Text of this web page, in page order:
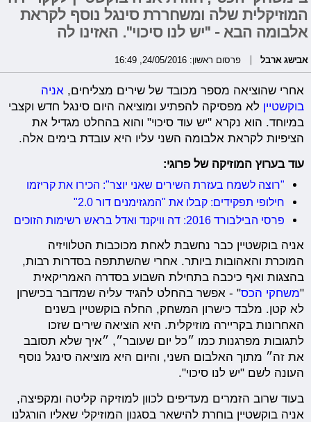
המוזיקלית שלה ומשחררת סינגל נוסף לקראת
אלבומה הבא - "יש לנו סיכוי". האזינו לה
אבישג ארבל פרסום ראשון: 24/05/2016, 16:49
אחרי שהוציאה מספר מכובד של שירים מצליחים, אניה
בוקשטיין לא מפסיקה להפתיע ומוציאה היום סינגל חדש וקצבי
במיוחד. הוא נקרא "יש עוד סיכוי" והוא בהחלט מגדיל את
הציפיות לקראת אלבומה השני עליו היא עובדת בימים אלה.
עוד בערוץ המוזיקה של פרוגי:
"רוצה לשמח בעזרת השירים שאני יוצר": הכירו את קריזמו
חילופי תפקידים: קבלו את "המגזימנים דור 2.0"
פרסי הבילבורד 2016: דה וויקנד ואדל בראש רשימות הזוכים
אניה בוקשטיין כבר נחשבת לאחת מכוכבות הטלוויזיה
המוכרת והאהובות ביותר. אחרי שהשתתפה בסדרות רבות,
בהצגות ואף כיכבה בתחילת השבוע בסדרה האמריקאית
"משחקי הכס" - אפשר בהחלט להגיד עליה שמדובר בכישרון
לא קטן. מלבד כישרון המשחק, החלה בוקשטיין בשנים
האחרונות בקריירה מוזיקלית. היא הוציאה שירים שזכו
לתגובות מפרגנות כמו ״כל יום שעובר״, ״איך שלא תסובב
את זה״ מתוך האלבום השני, והיום היא מוציאה סינגל נוסף
העונה לשם "יש לנו סיכוי".
בעוד שרוב הזמרים מעדיפים לכוון למוזיקה קליטה ומקפיצה,
אניה בוקשטיין בוחרת להישאר בסגנון המוזיקלי שאליו הורגלנו